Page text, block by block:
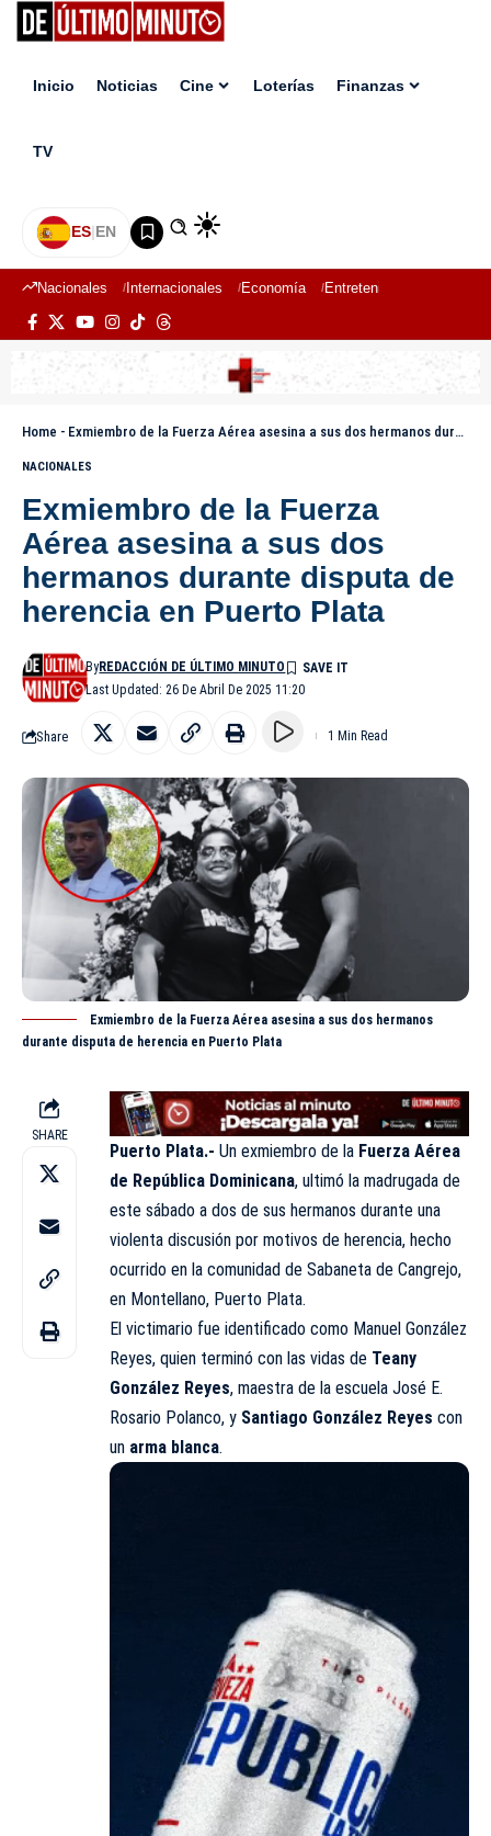
Inicio Noticias Cine Loterías Finanzas
TV
ES|EN
Nacionales Internacionales Economía Entretenimiento
Home - Exmiembro de la Fuerza Aérea asesina a sus dos hermanos durante disputa de herencia en Puerto Plata
NACIONALES
Exmiembro de la Fuerza
Aérea asesina a sus dos
hermanos durante disputa de
herencia en Puerto Plata
Last Updated: 26 De Abril De 2025 11:20
ByREDACCIÓN DE ÚLTIMO MINUTO
Share 1 Min Read
Exmiembro de la Fuerza Aérea asesina a sus dos hermanos
durante disputa de herencia en Puerto Plata
SHARE
Puerto Plata.- Un exmiembro de la Fuerza Aérea
de República Dominicana, ultimó la madrugada de
este sábado a dos de sus hermanos durante una
violenta discusión por motivos de herencia, hecho
ocurrido en la comunidad de Sabaneta de Cangrejo,
en Montellano, Puerto Plata.
El victimario fue identificado como Manuel González
Reyes, quien terminó con las vidas de Teany
González Reyes, maestra de la escuela José E.
Rosario Polanco, y Santiago González Reyes con
un arma blanca.